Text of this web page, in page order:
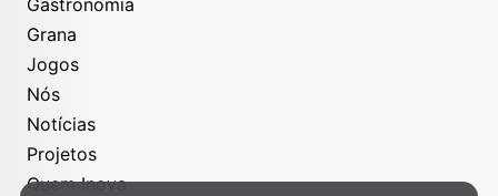
Grana
Jogos
Nós
Notícias
Projetos
Quem Inova